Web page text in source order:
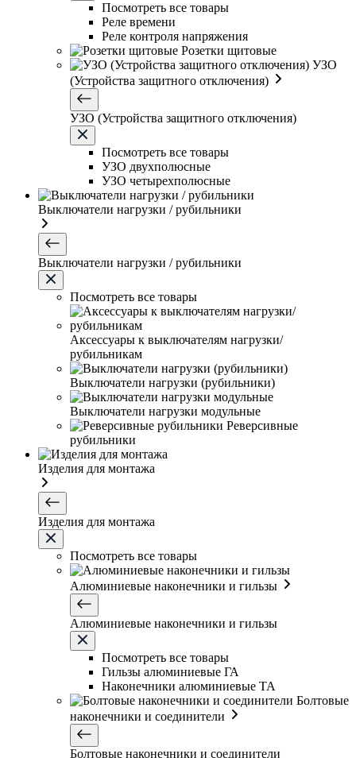
Посмотреть все товары
Реле времени
Реле контроля напряжения
Розетки щитовые
УЗО
(Устройства защитного отключения)
УЗО (Устройства защитного отключения)
Посмотреть все товары
УЗО двухполюсные
УЗО четырехполюсные
Выключатели нагрузки / рубильники
Выключатели нагрузки / рубильники
Посмотреть все товары
Аксессуары к выключателям нагрузки/
рубильникам
Выключатели нагрузки (рубильники)
Выключатели нагрузки модульные
Реверсивные
рубильники
Изделия для монтажа
Изделия для монтажа
Посмотреть все товары
Алюминиевые наконечники и гильзы
Алюминиевые наконечники и гильзы
Посмотреть все товары
Гильзы алюминиевые ГА
Наконечники алюминиевые ТА
Болтовые
наконечники и соединители
Болтовые наконечники и соединители